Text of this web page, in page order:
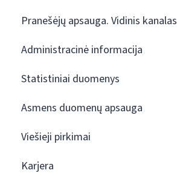
Pranešėjų apsauga. Vidinis kanalas
Administracinė informacija
Statistiniai duomenys
Asmens duomenų apsauga
Viešieji pirkimai
Karjera